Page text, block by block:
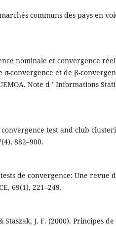
communs des pays en
nominale et convergence
σ-convergence et de β-
Note d ’ Informations
test and club
882–900.
de convergence: Une revue
69(1), 221–249.
J. F. (2000). Principes